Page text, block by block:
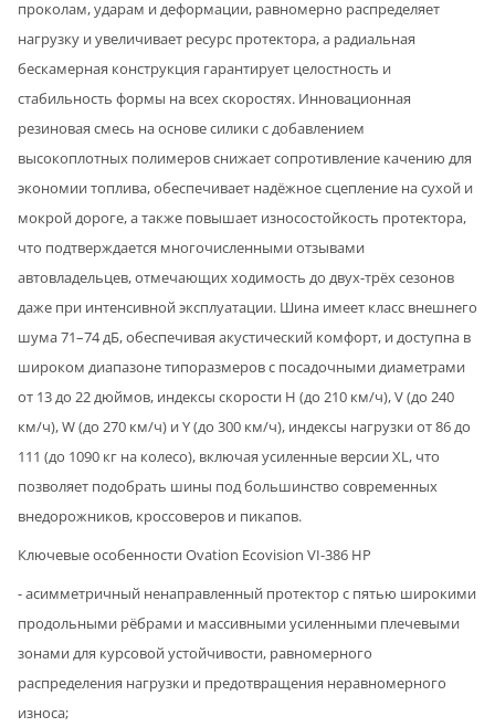
проколам, ударам и деформации, равномерно распределяет
нагрузку и увеличивает ресурс протектора, а радиальная
бескамерная конструкция гарантирует целостность и
стабильность формы на всех скоростях. Инновационная
резиновая смесь на основе силики с добавлением
высокоплотных полимеров снижает сопротивление качению для
экономии топлива, обеспечивает надёжное сцепление на сухой и
мокрой дороге, а также повышает износостойкость протектора,
что подтверждается многочисленными отзывами
автовладельцев, отмечающих ходимость до двух-трёх сезонов
даже при интенсивной эксплуатации. Шина имеет класс внешнего
шума 71–74 дБ, обеспечивая акустический комфорт, и доступна в
широком диапазоне типоразмеров с посадочными диаметрами
от 13 до 22 дюймов, индексы скорости H (до 210 км/ч), V (до 240
км/ч), W (до 270 км/ч) и Y (до 300 км/ч), индексы нагрузки от 86 до
111 (до 1090 кг на колесо), включая усиленные версии XL, что
позволяет подобрать шины под большинство современных
внедорожников, кроссоверов и пикапов.
Ключевые особенности Ovation Ecovision VI-386 HP
- асимметричный ненаправленный протектор с пятью широкими
продольными рёбрами и массивными усиленными плечевыми
зонами для курсовой устойчивости, равномерного
распределения нагрузки и предотвращения неравномерного
износа;